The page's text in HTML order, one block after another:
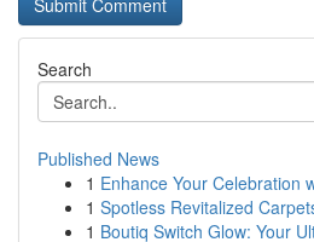
Search
Published News
1 Enhance Your Celebration
1 Spotless Revitalized
1 Boutiq Switch Glow: Your